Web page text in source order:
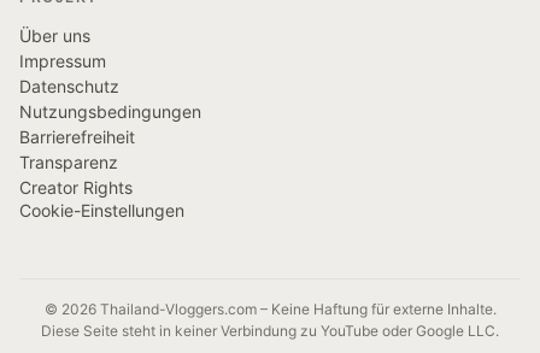
Über uns
Impressum
Datenschutz
Nutzungsbedingungen
Barrierefreiheit
Transparenz
Creator Rights
Cookie-Einstellungen
© 2026 Thailand-Vloggers.com – Keine Haftung für externe Inhalte.
Diese Seite steht in keiner Verbindung zu YouTube oder Google LLC.